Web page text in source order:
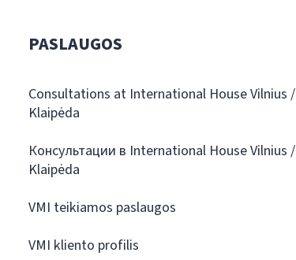
PASLAUGOS
Consultations at International House Vilnius /
Klaipėda
Консультации в International House Vilnius /
Klaipėda
VMI teikiamos paslaugos
VMI kliento profilis